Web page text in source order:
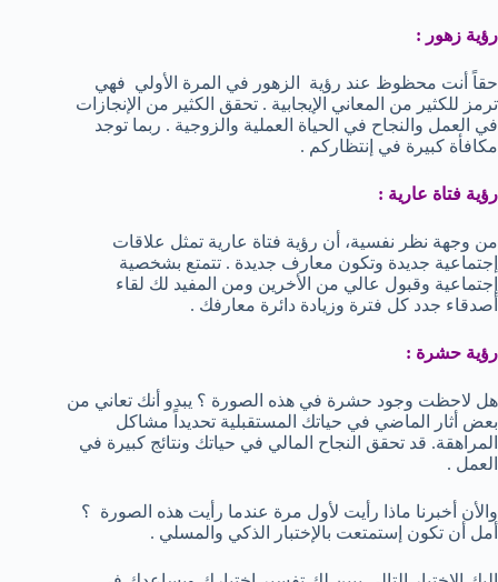
رؤية زهور :
حقاً أنت محظوظ عند رؤية الزهور في المرة الأولي فهي
ترمز للكثير من المعاني الإيجابية . تحقق الكثير من الإنجازات
في العمل والنجاح في الحياة العملية والزوجية . ربما توجد
مكافأة كبيرة في إنتظاركم .
رؤية فتاة عارية :
من وجهة نظر نفسية، أن رؤية فتاة عارية تمثل علاقات
إجتماعية جديدة وتكون معارف جديدة . تتمتع بشخصية
إجتماعية وقبول عالي من الأخرين ومن المفيد لك لقاء
أصدقاء جدد كل فترة وزيادة دائرة معارفك .
رؤية حشرة :
هل لاحظت وجود حشرة في هذه الصورة ؟ يبدو أنك تعاني من
بعض أثار الماضي في حياتك المستقبلية تحديداً مشاكل
المراهقة. قد تحقق النجاح المالي في حياتك ونتائج كبيرة في
العمل .
والأن أخبرنا ماذا رأيت لأول مرة عندما رأيت هذه الصورة ؟
أمل أن تكون إستمتعت بالإختبار الذكي والمسلي .